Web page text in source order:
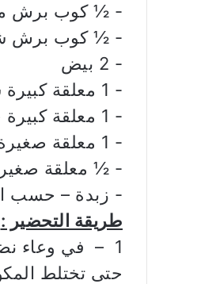
‏- ½ كوب برش
‏- ½ كوب برش
‏- 2 بيض
‏- 1 معلقة كبيرة سكر
‏- 1 معلقة كبيرة خميرة
‏- 1 معلقة صغيرة فانيليا
‏- ½ معلقة
‏- زبدة – حسب
طريقة التحضير :
1 – في وعاء
حتى تختلط